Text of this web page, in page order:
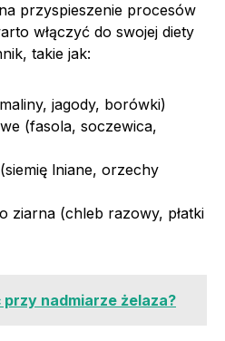
przyspieszenie procesów
włączyć do swojej diety
takie jak:
jagody, borówki)
(fasola, soczewica,
lniane, orzechy
ziarna (chleb razowy, płatki
przy nadmiarze żelaza?